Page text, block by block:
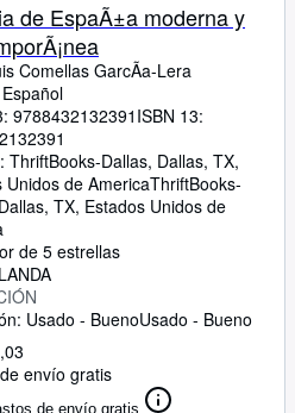
de EspaÃ±a moderna y
Comellas GarcÃa-Lera
9788432132391 ISBN 13:
ThriftBooks-Dallas, Dallas, TX,
Unidos de AmericaThriftBooks-
Dallas, TX, Estados Unidos de
de 5 estrellas
Usado - BuenoUsado - Bueno
envío gratis
de envío gratis